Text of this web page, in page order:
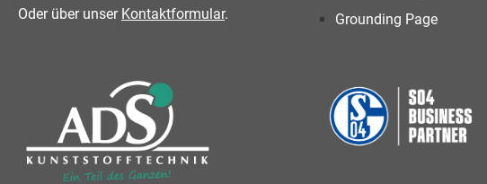
Oder über unser Kontaktformular.
Grounding Page